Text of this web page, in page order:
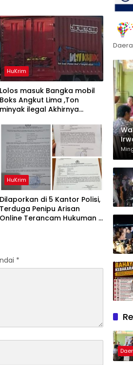
HuKrim
Lolos masuk Bangka mobil
Boks Angkut Lima ,Ton
minyak ilegal Akhirnya
HuKrim
Dilaporkan di 5 Kantor Polisi,
Terduga Penipu Arisan
Online Terancam Hukuman 4
*